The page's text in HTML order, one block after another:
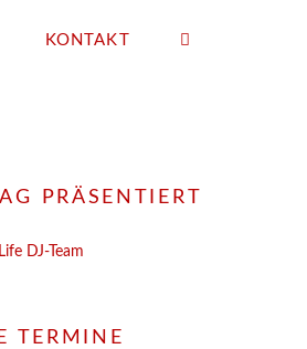
KONTAKT
PRÄSENTIERT
TERMINE